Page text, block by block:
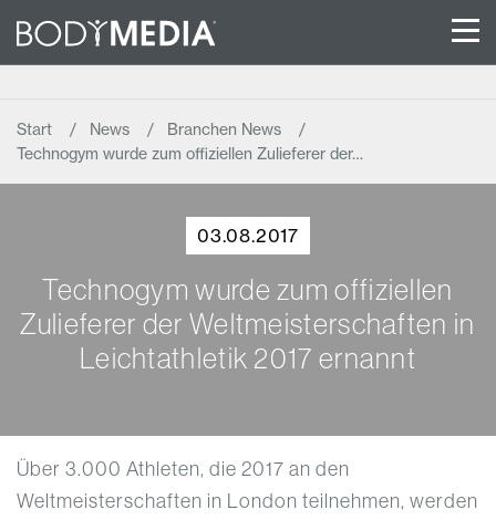
Start News
Branchen News
Technogym wurde zum offiziellen Zulieferer der…
03.08.2017
Technogym wurde zum offiziellen
Zulieferer der Weltmeisterschaften in
Leichtathletik 2017 ernannt
Über 3.000 Athleten, die 2017 an den
Weltmeisterschaften in London teilnehmen, werden